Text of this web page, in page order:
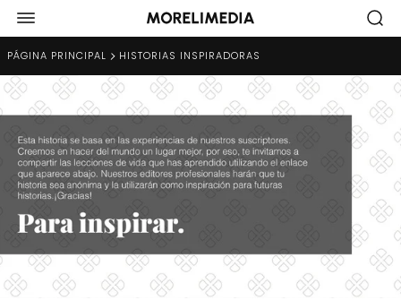
PÁGINA PRINCIPAL HISTORIAS INSPIRADORAS